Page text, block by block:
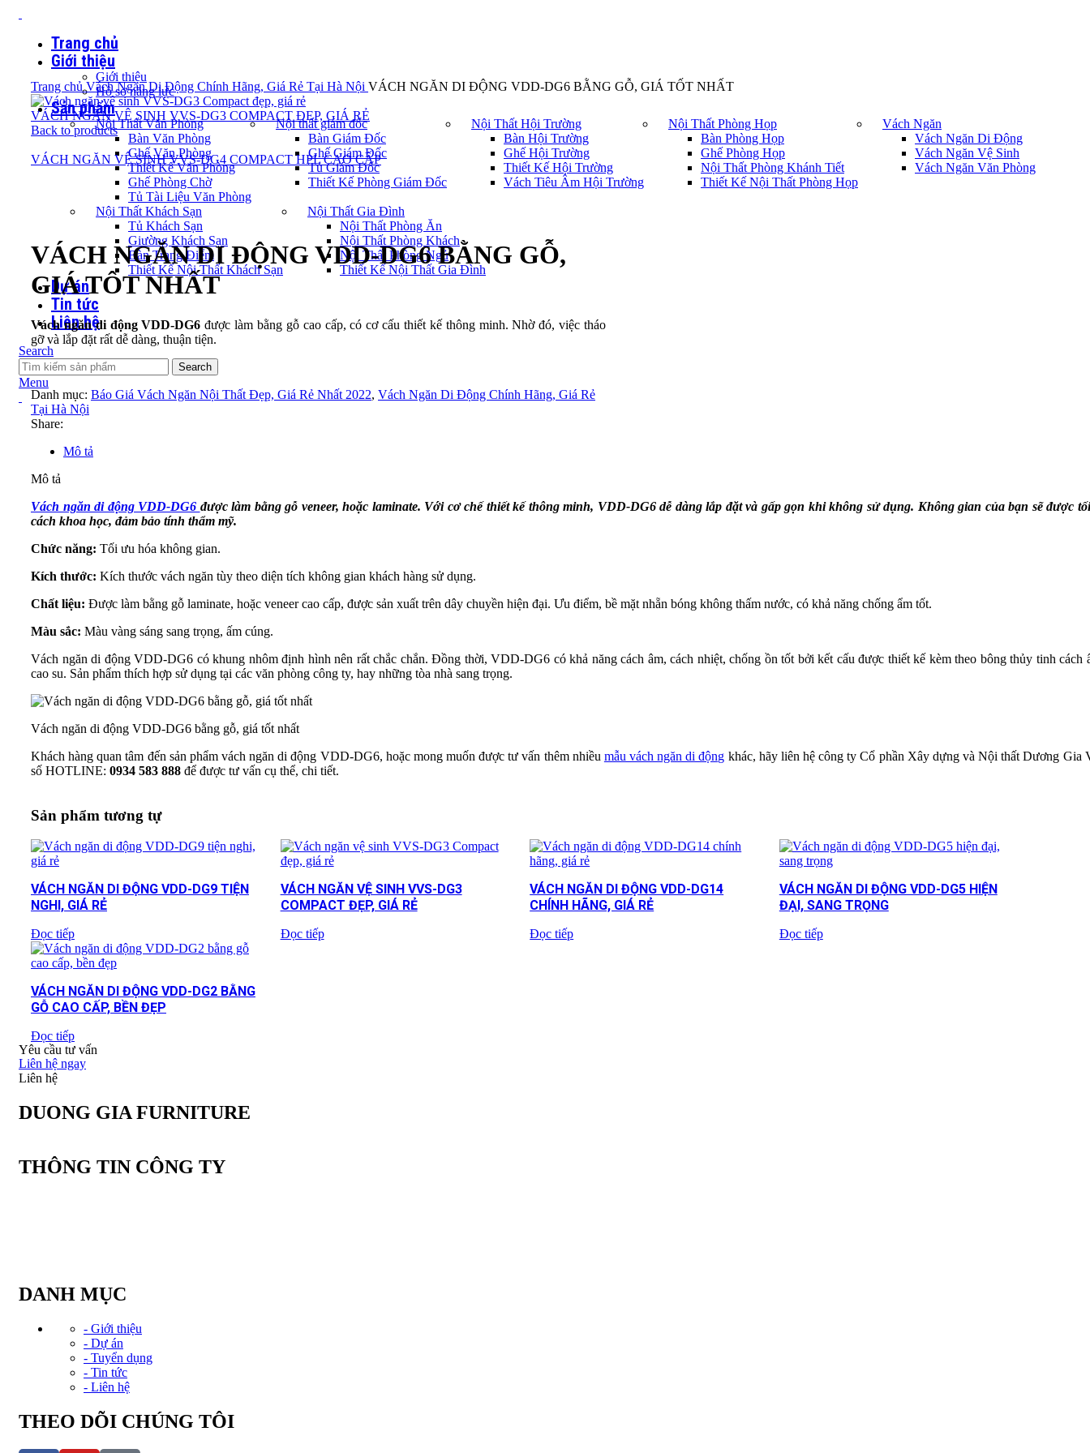
Trang chủ
Giới thiệu
Giới thiệu
Hồ sơ năng lực
Sản phẩm
Nội Thất Văn Phòng
Bàn Văn Phòng
Ghế Văn Phòng
Thiết Kế Văn Phòng
Ghế Phòng Chờ
Tủ Tài Liệu Văn Phòng
Nội thất giám đốc
Bàn Giám Đốc
Ghế Giám Đốc
Tủ Giám Đốc
Thiết Kế Phòng Giám Đốc
Nội Thất Hội Trường
Bàn Hội Trường
Ghế Hội Trường
Thiết Kế Hội Trường
Vách Tiêu Âm Hội Trường
Nội Thất Phòng Họp
Bàn Phòng Họp
Ghế Phòng Họp
Nội Thất Phòng Khánh Tiết
Thiết Kế Nội Thất Phòng Họp
Vách Ngăn
Vách Ngăn Di Động
Vách Ngăn Vệ Sinh
Vách Ngăn Văn Phòng
Nội Thất Khách Sạn
Tủ Khách Sạn
Giường Khách Sạn
Bàn Trang Điểm
Thiết Kế Nội Thất Khách Sạn
Nội Thất Gia Đình
Nội Thất Phòng Ăn
Nội Thất Phòng Khách
Nội Thất Phòng Ngủ
Thiết Kế Nội Thất Gia Đình
Dự án
Tin tức
Liên hệ
Search
Search
Menu
Trang chủVách Ngăn Di Động Chính Hãng, Giá Rẻ Tại Hà Nội VÁCH NGĂN DI ĐỘNG VDD-DG6 BẰNG GỖ, GIÁ TỐT NHẤT
VÁCH NGĂN VỆ SINH VVS-DG3 COMPACT ĐẸP, GIÁ RẺ
Back to products
VÁCH NGĂN VỆ SINH VVS-DG4 COMPACT HPL CAO CẤP
Click to enlarge
VÁCH NGĂN DI ĐỘNG VDD-DG6 BẰNG GỖ,
GIÁ TỐT NHẤT
Vách ngăn di động VDD-DG6 được làm bằng gỗ cao cấp, có cơ cấu thiết kế thông minh. Nhờ đó, việc tháo
gỡ và lắp đặt rất dễ dàng, thuận tiện.
Danh mục: Báo Giá Vách Ngăn Nội Thất Đẹp, Giá Rẻ Nhất 2022, Vách Ngăn Di Động Chính Hãng, Giá Rẻ
Tại Hà Nội
Share:
Mô tả
Mô tả
Vách ngăn di động VDD-DG6 được làm bằng gỗ veneer, hoặc laminate. Với cơ chế thiết kế thông minh, VDD-DG6 dễ dàng lắp đặt và gấp gọn khi không sử dụng. Không gian của bạn sẽ được
cách khoa học, đảm bảo tính thẩm mỹ.
Chức năng: Tối ưu hóa không gian.
Kích thước: Kích thước vách ngăn tùy theo diện tích không gian khách hàng sử dụng.
Chất liệu: Được làm bằng gỗ laminate, hoặc veneer cao cấp, được sản xuất trên dây chuyền hiện đại. Ưu điểm, bề mặt nhẵn bóng không thấm nước, có khả năng chống ẩm tốt.
Màu sắc: Màu vàng sáng sang trọng, ấm cúng.
Vách ngăn di động VDD-DG6 có khung nhôm định hình nên rất chắc chắn. Đồng thời, VDD-DG6 có khả năng cách âm, cách nhiệt, chống ồn tốt bởi kết cấu được thiết kế kèm theo bông thủy tinh cách
cao su. Sản phẩm thích hợp sử dụng tại các văn phòng công ty, hay những tòa nhà sang trọng.
Vách ngăn di động VDD-DG6 bằng gỗ, giá tốt nhất
Khách hàng quan tâm đến sản phẩm vách ngăn di động VDD-DG6, hoặc mong muốn được tư vấn thêm nhiều mẫu vách ngăn di động khác, hãy liên hệ công ty Cổ phần Xây dựng và Nội thất Dương Gia
số HOTLINE: 0934 583 888 để được tư vấn cụ thể, chi tiết.
Sản phẩm tương tự
VÁCH NGĂN DI ĐỘNG VDD-DG9 TIỆN
NGHI, GIÁ RẺ
Đọc tiếp
VÁCH NGĂN VỆ SINH VVS-DG3
COMPACT ĐẸP, GIÁ RẺ
Đọc tiếp
VÁCH NGĂN DI ĐỘNG VDD-DG14
CHÍNH HÃNG, GIÁ RẺ
Đọc tiếp
VÁCH NGĂN DI ĐỘNG VDD-DG5 HIỆN
ĐẠI, SANG TRỌNG
Đọc tiếp
VÁCH NGĂN DI ĐỘNG VDD-DG2 BẰNG
GỖ CAO CẤP, BỀN ĐẸP
Đọc tiếp
Yêu cầu tư vấn
Liên hệ ngay
Liên hệ
DUONG GIA FURNITURE
THÔNG TIN CÔNG TY
DANH MỤC
- Giới thiệu
- Dự án
- Tuyển dụng
- Tin tức
- Liên hệ
THEO DÕI CHÚNG TÔI